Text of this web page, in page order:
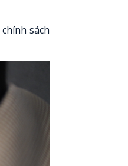
sách